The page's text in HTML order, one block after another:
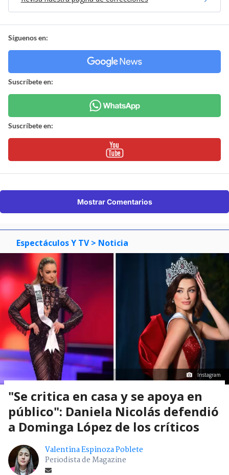
Síguenos en:
Suscríbete en:
Suscríbete en:
Mostrar Comentarios
Espectáculos Y TV > Noticia
Instagram
"Se critica en casa y se apoya en
público": Daniela Nicolás defendió
a Dominga López de los críticos
Valentina Espinoza Poblete
Periodista de Magazine